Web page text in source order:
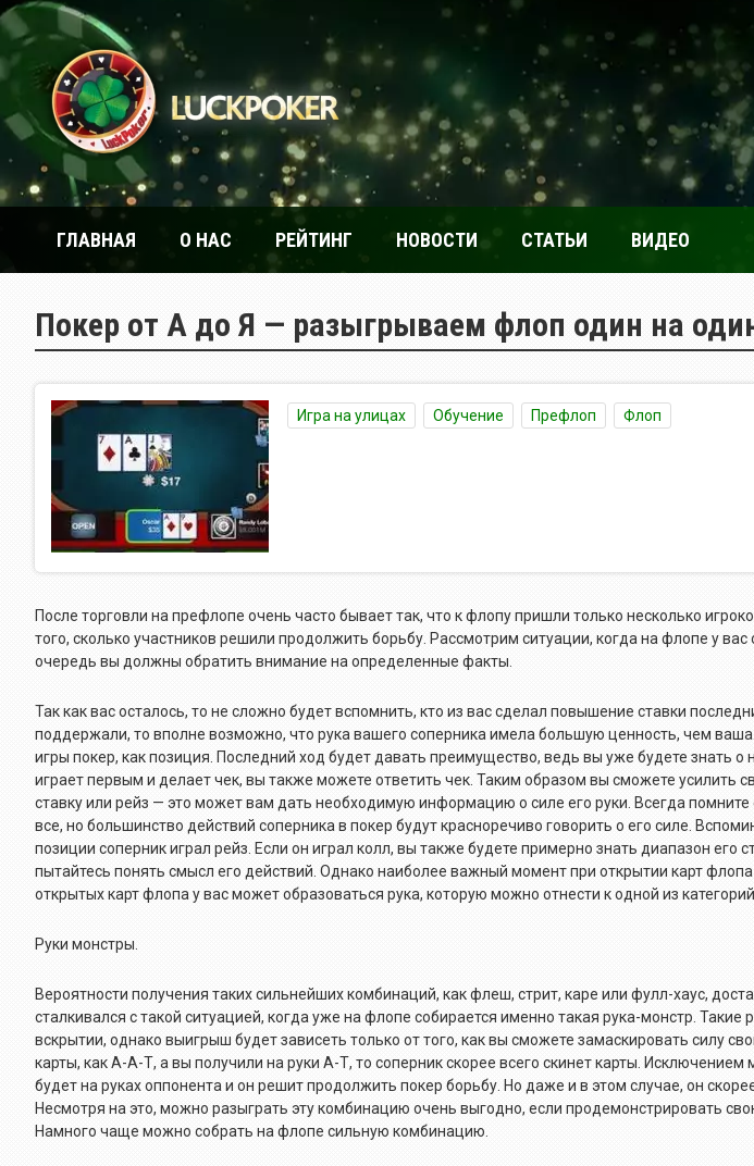
ГЛАВНАЯ О НАС РЕЙТИНГ НОВОСТИ СТАТЬИ ВИДЕО
Покер от А до Я — разыгрываем флоп один на
Игра на улицах Обучение Префлоп Флоп
После торговли на префлопе очень часто бывает так, что к флопу пришли только несколько
того, сколько участников решили продолжить борьбу. Рассмотрим ситуации, когда на флопе у
очередь вы должны обратить внимание на определенные факты.
Так как вас осталось, то не сложно будет вспомнить, кто из вас сделал повышение ставки
поддержали, то вполне возможно, что рука вашего соперника имела большую ценность, чем
игры покер, как позиция. Последний ход будет давать преимущество, ведь вы уже будете знать
играет первым и делает чек, вы также можете ответить чек. Таким образом вы сможете усилить
ставку или рейз — это может вам дать необходимую информацию о силе его руки. Всегда помните
все, но большинство действий соперника в покер будут красноречиво говорить о его силе.
позиции соперник играл рейз. Если он играл колл, вы также будете примерно знать диапазон его
пытайтесь понять смысл его действий. Однако наиболее важный момент при открытии карт
открытых карт флопа у вас может образоваться рука, которую можно отнести к одной из
Руки монстры.
Вероятности получения таких сильнейших комбинаций, как флеш, стрит, каре или фулл-хаус,
сталкивался с такой ситуацией, когда уже на флопе собирается именно такая рука-монстр.
вскрытии, однако выигрыш будет зависеть только от того, как вы сможете замаскировать силу
карты, как А-А-Т, а вы получили на руки А-Т, то соперник скорее всего скинет карты.
будет на руках оппонента и он решит продолжить покер борьбу. Но даже и в этом случае, он
Несмотря на это, можно разыграть эту комбинацию очень выгодно, если продемонстрировать
Намного чаще можно собрать на флопе сильную комбинацию.